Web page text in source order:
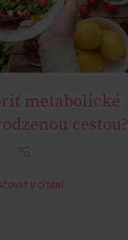
HEALTH
metabolické
cestou?
V ČÍTANÍ